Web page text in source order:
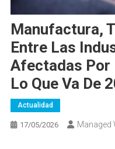
Manufactura,
Entre Las
Afectadas Por
Lo Que Va De
Actualidad
17/05/2026 Managed